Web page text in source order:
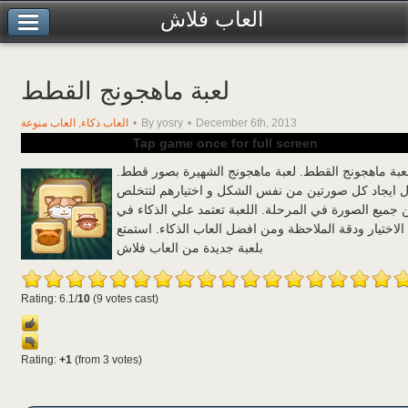
العاب فلاش
لعبة ماهجونج القطط
العاب ذكاء, العاب منوعة By yosry December 6th, 2013
Tap game once for full screen
ماهجونج القطط. لعبة ماهجونج الشهيرة بصور قطط.
ايجاد كل صورتين من نفس الشكل و اختيارهم لتتخلص
جميع الصورة في المرحلة. اللعبة تعتمد علي الذكاء في
الاختيار ودقة الملاحظة ومن افضل العاب الذكاء. استمتع
بلعبة جديدة من العاب فلاش
Rating: 6.1/10 (9 votes cast)
Rating: +1 (from 3 votes)